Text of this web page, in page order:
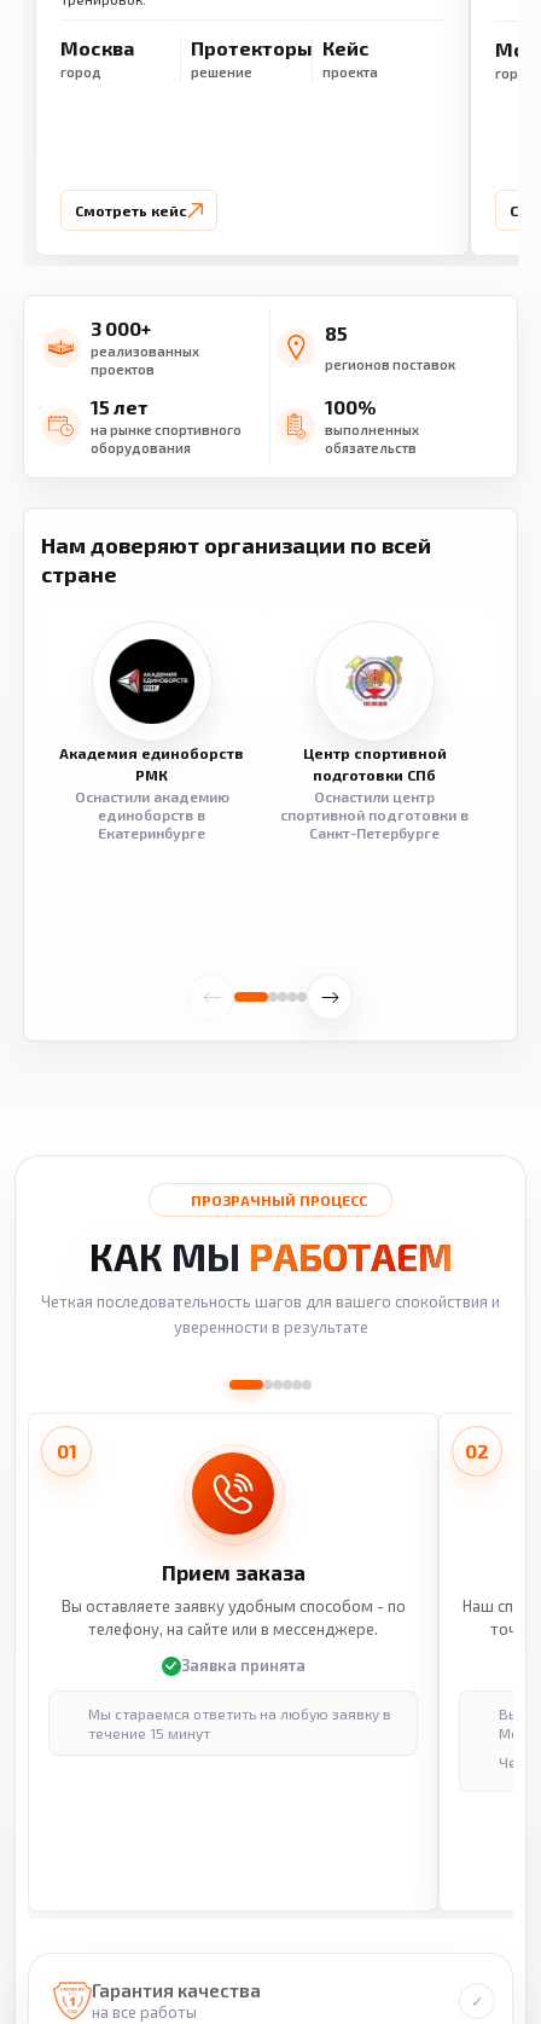
Москва
город
Протекторы
решение
Кейс
проекта
Смотреть кейс
город
3 000+
реализованных
проектов
85
регионов поставок
15 лет
на рынке спортивного
оборудования
100%
выполненных
обязательств
Нам доверяют организации по всей
стране
Академия единоборств
РМК
Оснастили академию
единоборств в
Екатеринбурге
Центр спортивной
подготовки СПб
Оснастили центр
спортивной подготовки в
Санкт-Петербурге
ПРОЗРАЧНЫЙ ПРОЦЕСС
КАК МЫ РАБОТАЕМ
Четкая последовательность шагов для вашего спокойствия и
уверенности в результате
01
Прием заказа
Вы оставляете заявку удобным способом - по
телефону, на сайте или в мессенджере.
Заявка принята
Мы стараемся ответить на любую заявку в
течение 15 минут
02
Наш
Гарантия качества
на все работы